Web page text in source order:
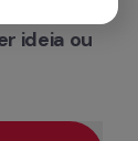
ideia ou